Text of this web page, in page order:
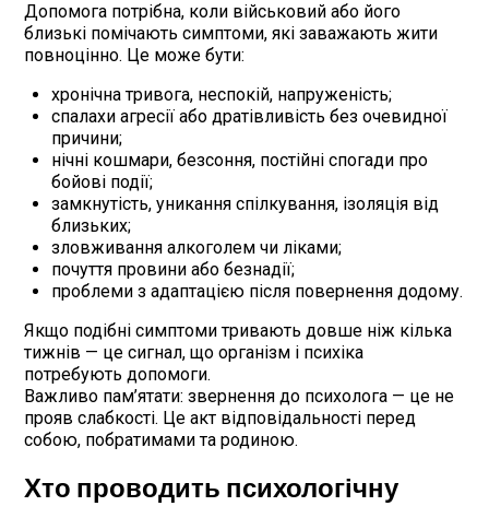
Допомога потрібна, коли військовий або його
близькі помічають симптоми, які заважають жити
повноцінно. Це може бути:
хронічна тривога, неспокій, напруженість;
спалахи агресії або дратівливість без очевидної
причини;
нічні кошмари, безсоння, постійні спогади про
бойові події;
замкнутість, уникання спілкування, ізоляція від
близьких;
зловживання алкоголем чи ліками;
почуття провини або безнадії;
проблеми з адаптацією після повернення додому.
Якщо подібні симптоми тривають довше ніж кілька
тижнів — це сигнал, що організм і психіка
потребують допомоги.
Важливо пам’ятати: звернення до психолога — це не
прояв слабкості. Це акт відповідальності перед
собою, побратимами та родиною.
Хто проводить психологічну